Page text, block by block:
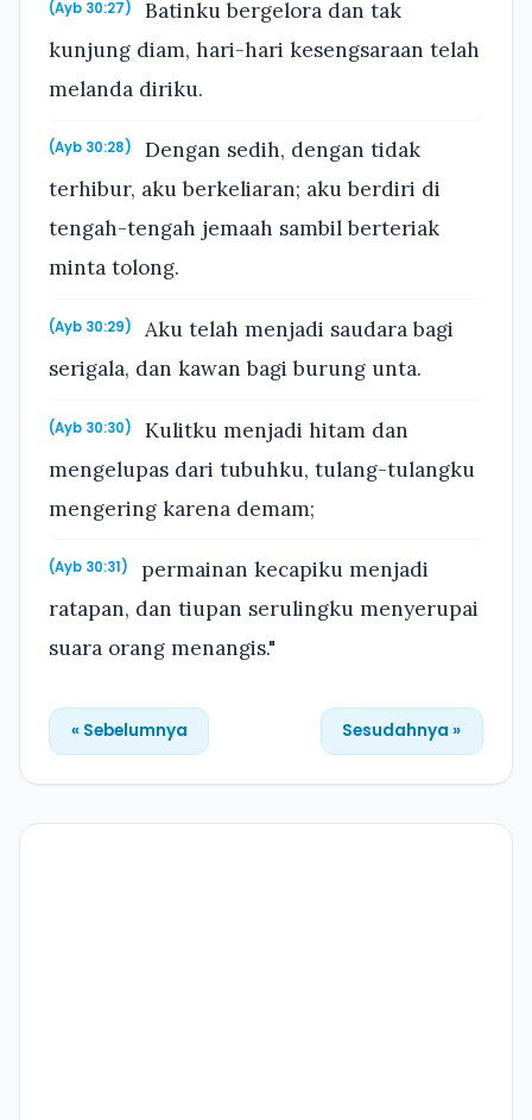
(Ayb 30:27)
Batinku bergelora dan tak
kunjung diam, hari-hari kesengsaraan telah
melanda diriku.
(Ayb 30:28)
Dengan sedih, dengan tidak
terhibur, aku berkeliaran; aku berdiri di
tengah-tengah jemaah sambil berteriak
minta tolong.
(Ayb 30:29)
Aku telah menjadi saudara bagi
serigala, dan kawan bagi burung unta.
(Ayb 30:30)
Kulitku menjadi hitam dan
mengelupas dari tubuhku, tulang-tulangku
mengering karena demam;
(Ayb 30:31)
permainan kecapiku menjadi
ratapan, dan tiupan serulingku menyerupai
suara orang menangis."
« Sebelumnya Sesudahnya »